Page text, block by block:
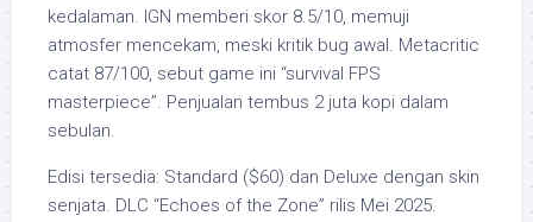
kedalaman. IGN memberi skor 8.5/10, memuji
atmosfer mencekam, meski kritik bug awal. Metacritic
catat 87/100, sebut game ini “survival FPS
masterpiece”. Penjualan tembus 2 juta kopi dalam
sebulan.
Edisi tersedia: Standard ($60) dan Deluxe dengan skin
senjata. DLC “Echoes of the Zone” rilis Mei 2025.